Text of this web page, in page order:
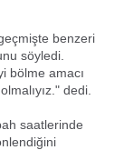
benzeri
söyledi.
bölme amacı
dedi.
saatlerinde